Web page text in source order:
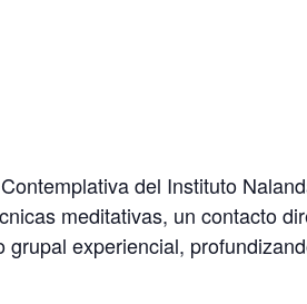
del Instituto
meditativas, un contacto
experiencial,